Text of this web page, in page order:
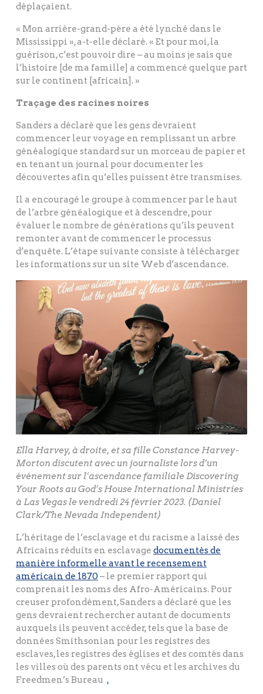
déplaçaient.
« Mon arrière-grand-père a été lynché dans le
Mississippi », a-t-elle déclaré. « Et pour moi, la
guérison, c’est pouvoir dire – au moins je sais que
l’histoire [de ma famille] a commencé quelque part
sur le continent [africain]. »
Traçage des racines noires
Sanders a déclaré que les gens devraient
commencer leur voyage en remplissant un arbre
généalogique standard sur un morceau de papier et
en tenant un journal pour documenter les
découvertes afin qu’elles puissent être transmises.
Il a encouragé le groupe à commencer par le haut
de l’arbre généalogique et à descendre, pour
évaluer le nombre de générations qu’ils peuvent
remonter avant de commencer le processus
d’enquête. L’étape suivante consiste à télécharger
les informations sur un site Web d’ascendance.
Ella Harvey, à droite, et sa fille Constance Harvey-
Morton discutent avec un journaliste lors d’un
événement sur l’ascendance familiale Discovering
Your Roots au God’s House International Ministries
à Las Vegas le vendredi 24 février 2023. (Daniel
Clark/The Nevada Independent)
L’héritage de l’esclavage et du racisme a laissé des
Africains réduits en esclavage documentés de
manière informelle avant le recensement
américain de 1870 – le premier rapport qui
comprenait les noms des Afro-Américains. Pour
creuser profondément, Sanders a déclaré que les
gens devraient rechercher autant de documents
auxquels ils peuvent accéder, tels que la base de
données Smithsonian pour les registres des
esclaves, les registres des églises et des comtés dans
les villes où des parents ont vécu et les archives du
Freedmen’s Bureau .